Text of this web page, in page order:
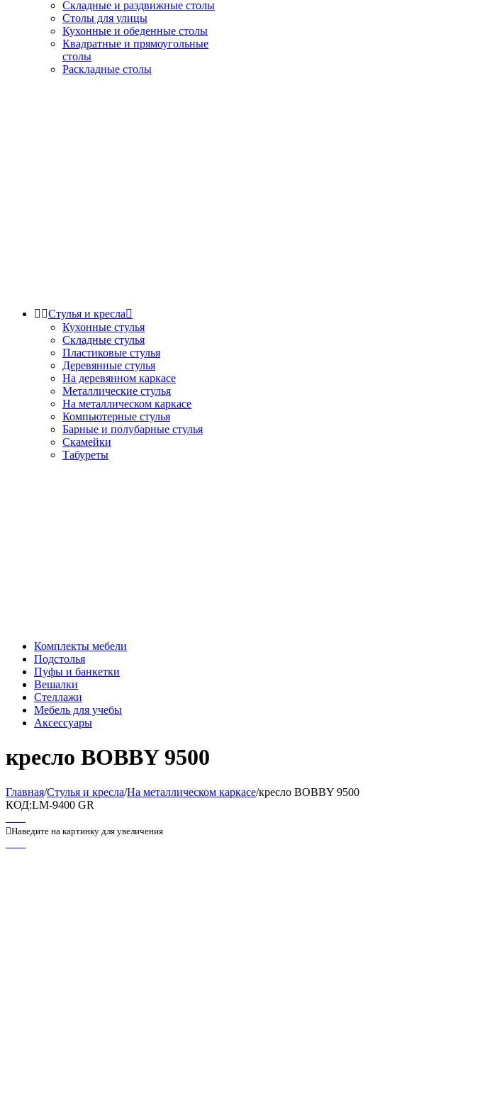
Складные и раздвижные столы
Столы для улицы
Кухонные и обеденные столы
Квадратные и прямоугольные
столы
Раскладные столы
 Стулья и кресла
Кухонные стулья
Складные стулья
Пластиковые стулья
Деревянные стулья
На деревянном каркасе
Металлические стулья
На металлическом каркасе
Компьютерные стулья
Барные и полубарные стулья
Скамейки
Табуреты
Комплекты мебели
Подстолья
Пуфы и банкетки
Вешалки
Стеллажи
Мебель для учебы
Аксессуары
кресло BOBBY 9500
Главная/Стулья и кресла/На металлическом каркасе/кресло BOBBY 9500
КОД:LM-9400 GR
Наведите на картинку для увеличения